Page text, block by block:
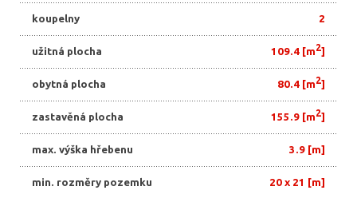
koupelny 2
užitná plocha 109.4 [m2]
obytná plocha 80.4 [m2]
zastavěná plocha 155.9 [m2]
max. výška hřebenu 3.9 [m]
min. rozměry pozemku 20 x 21 [m]